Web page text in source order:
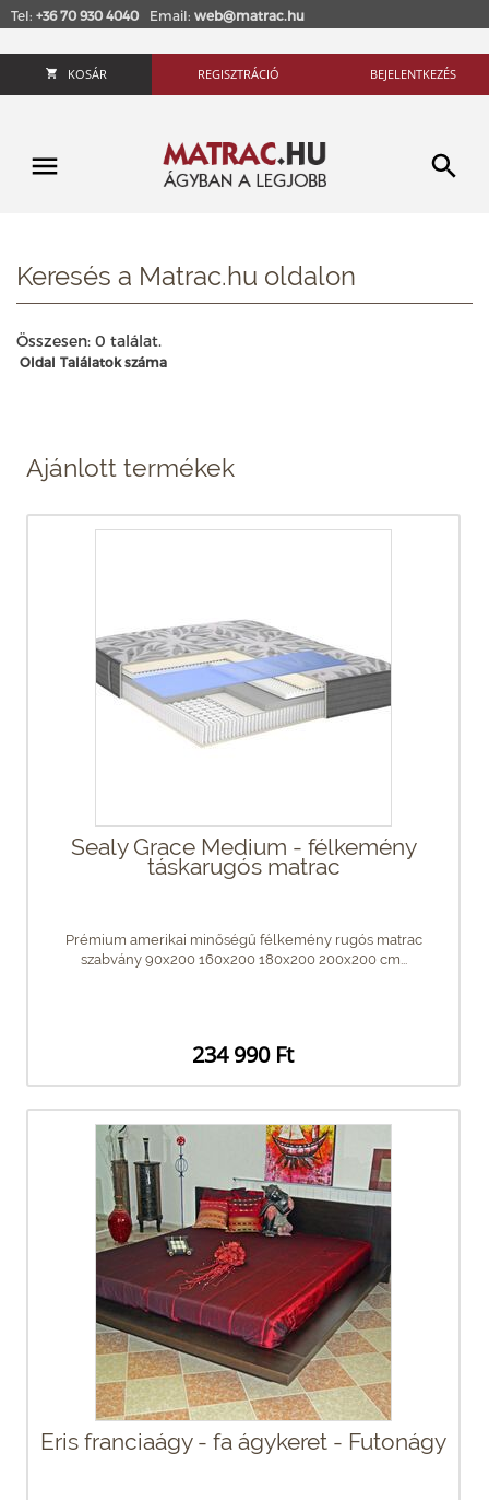
Tel: +36 70 930 4040 Email: web@matrac.hu
KOSÁR REGISZTRÁCIÓ BEJELENTKEZÉS
Keresés a Matrac.hu oldalon
Összesen: 0 találat.
Oldal Találatok száma
Ajánlott termékek
Sealy Grace Medium - félkemény
táskarugós matrac
Prémium amerikai minőségű félkemény rugós matrac
szabvány 90x200 160x200 180x200 200x200 cm...
234 990 Ft
Eris franciaágy - fa ágykeret - Futonágy